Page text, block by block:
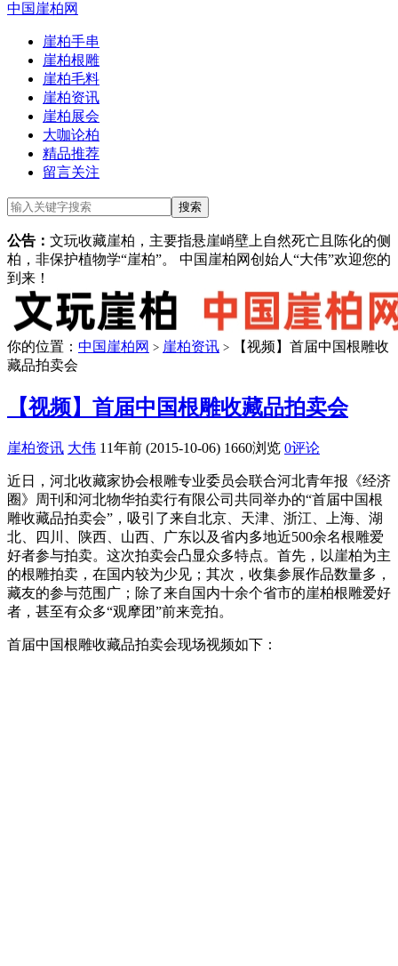
中国崖柏网
崖柏手串
崖柏根雕
崖柏毛料
崖柏资讯
崖柏展会
大咖论柏
精品推荐
留言关注
公告： 文玩收藏崖柏，主要指悬崖峭壁上自然死亡且陈化的侧
柏，非保护植物学“崖柏”。 中国崖柏网创始人“大伟”欢迎您的
到来！
你的位置： 中国崖柏网 > 崖柏资讯 >
【视频】首届中国根雕收
藏品拍卖会
【视频】首届中国根雕收藏品拍卖会
崖柏资讯 大伟 11年前 (2015-10-06) 1660浏览 0评论
近日，河北收藏家协会根雕专业委员会联合河北青年报《经济
圈》周刊和河北物华拍卖行有限公司共同举办的“首届中国根
雕收藏品拍卖会”，吸引了来自北京、天津、浙江、上海、湖
北、四川、陕西、山西、广东以及省内多地近500余名根雕爱
好者参与拍卖。这次拍卖会凸显众多特点。首先，以崖柏为主
的根雕拍卖，在国内较为少见；其次，收集参展作品数量多，
藏友的参与范围广；除了来自国内十余个省市的崖柏根雕爱好
者，甚至有众多“观摩团”前来竞拍。
首届中国根雕收藏品拍卖会现场视频如下：